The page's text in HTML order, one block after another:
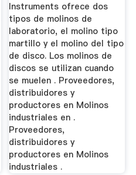
Instruments ofrece dos
tipos de molinos de
laboratorio, el molino tipo
martillo y el molino del tipo
de disco. Los molinos de
discos se utilizan cuando
se muelen . Proveedores,
distribuidores y
productores en Molinos
industriales en .
Proveedores,
distribuidores y
productores en Molinos
industriales .